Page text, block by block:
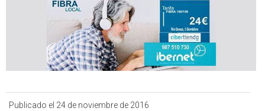
Publicado el 24 de noviembre de 2016